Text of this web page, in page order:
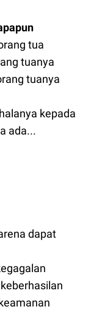
tua
tuanya
tuanya
kepada
ada...
dapat